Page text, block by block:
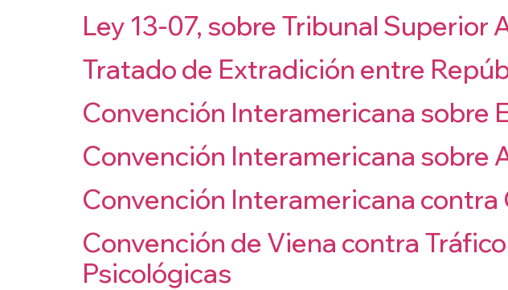
Ley 13-07, sobre Tribunal Superior
Tratado de Extradición entre
Convención Interamericana sobre
Convención Interamericana sobre
Convención Interamericana contra
Convención de Viena contra
Psicológicas